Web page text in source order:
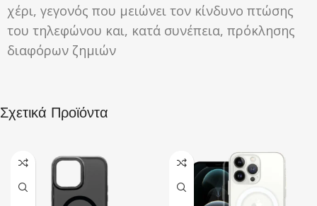
χέρι, γεγονός που μειώνει τον κίνδυνο πτώσης
του τηλεφώνου και, κατά συνέπεια, πρόκλησης
διαφόρων ζημιών
Σχετικά Προϊόντα